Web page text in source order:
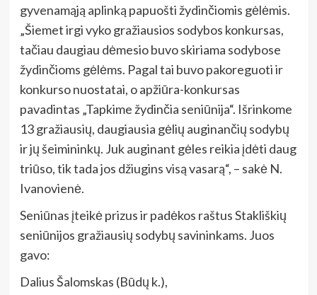
gyvenamąją aplinką papuošti žydinčiomis gėlėmis.
„Šiemet irgi vyko gražiausios sodybos konkursas,
tačiau daugiau dėmesio buvo skiriama sodybose
žydinčioms gėlėms. Pagal tai buvo pakoreguoti ir
konkurso nuostatai, o apžiūra-konkursas
pavadintas „Tapkime žydinčia seniūnija“. Išrinkome
13 gražiausių, daugiausia gėlių auginančių sodybų
ir jų šeimininkų. Juk auginant gėles reikia įdėti daug
triūso, tik tada jos džiugins visą vasarą“, – sakė N.
Ivanovienė.
Seniūnas įteikė prizus ir padėkos raštus Stakliškių
seniūnijos gražiausių sodybų savininkams. Juos
gavo:
Dalius Šalomskas (Būdų k.),